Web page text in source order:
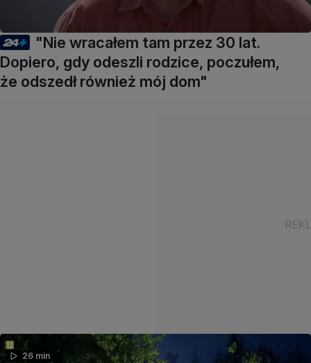
"Nie wracałem tam przez 30 lat.
Dopiero, gdy odeszli rodzice, poczułem,
że odszedł również mój dom"
26 min